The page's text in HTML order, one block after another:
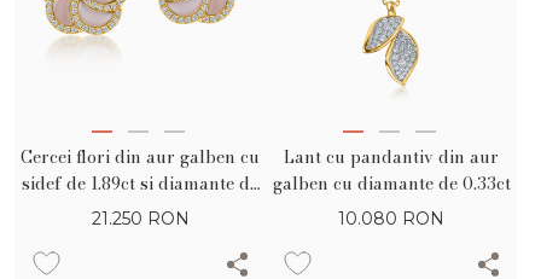
Cercei flori din aur galben cu
sidef de 1.89ct si diamante de
0.4ct
21.250 RON
Lant cu pandantiv din aur
galben cu diamante de 0.33ct
10.080 RON